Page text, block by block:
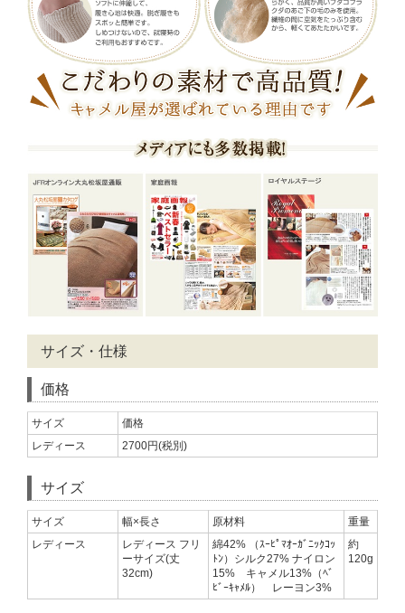
サイズ・仕様
価格
サイズ
価格
レディース
2700円(税別)
サイズ
サイズ 幅×長さ 原材料
重量
レディース
レディース フリ
ーサイズ(丈
32cm)
綿42% （ｽｰﾋﾟﾏｵｰｶﾞﾆｯｸｺｯ
ﾄﾝ）シルク27% ナイロン
15% キャメル13%（ﾍﾞ
ﾋﾞｰｷｬﾒﾙ） レーヨン3%
約
120g